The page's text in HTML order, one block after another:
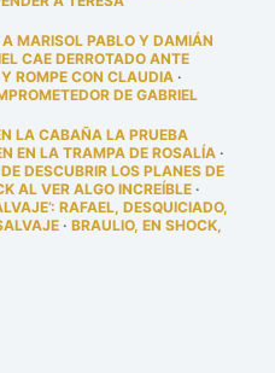
MARISOL PABLO Y DAMIÁN
CAE DERROTADO ANTE
ROMPE CON CLAUDIA·
DE GABRIEL
LA CABAÑA LA PRUEBA
EN LA TRAMPA DE ROSALÍA·
DESCUBRIR LOS PLANES DE
AL VER ALGO INCREÍBLE·
RAFAEL, DESQUICIADO,
· BRAULIO, EN SHOCK,